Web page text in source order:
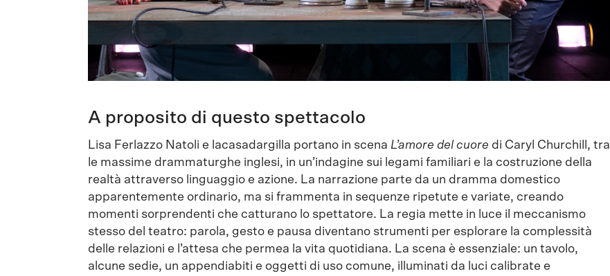
A proposito di questo spettacolo
Lisa Ferlazzo Natoli e lacasadargilla portano in scena L’amore del cuore di Caryl Churchill, tra
le massime drammaturghe inglesi, in un’indagine sui legami familiari e la costruzione della
realtà attraverso linguaggio e azione. La narrazione parte da un dramma domestico
apparentemente ordinario, ma si frammenta in sequenze ripetute e variate, creando
momenti sorprendenti che catturano lo spettatore. La regia mette in luce il meccanismo
stesso del teatro: parola, gesto e pausa diventano strumenti per esplorare la complessità
delle relazioni e l’attesa che permea la vita quotidiana. La scena è essenziale: un tavolo,
alcune sedie, un appendiabiti e oggetti di uso comune, illuminati da luci calibrate e